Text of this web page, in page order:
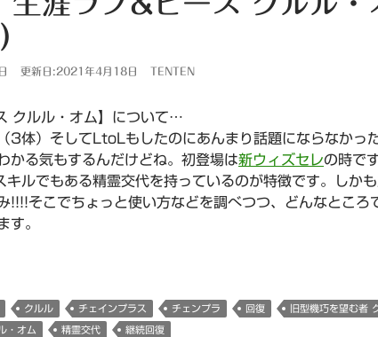
更新日:2021年4月18日 TENTEN
クルル・オム】について…
3体）そしてLtoLもしたのにあんまり話題にならなかっ
かる気もするんだけどね。初登場は新ウィズセレの時で
キルでもある精霊交代を持っているのが特徴です。しか
!!!!そこでちょっと使い方などを調べつつ、どんなところ
す。
生涯ラブ&ピース クルル・オム(ウィズセレクション)
クルル チェインプラス チェンプラ 回復 旧型機巧を望む者
・オム 精霊交代 継続回復